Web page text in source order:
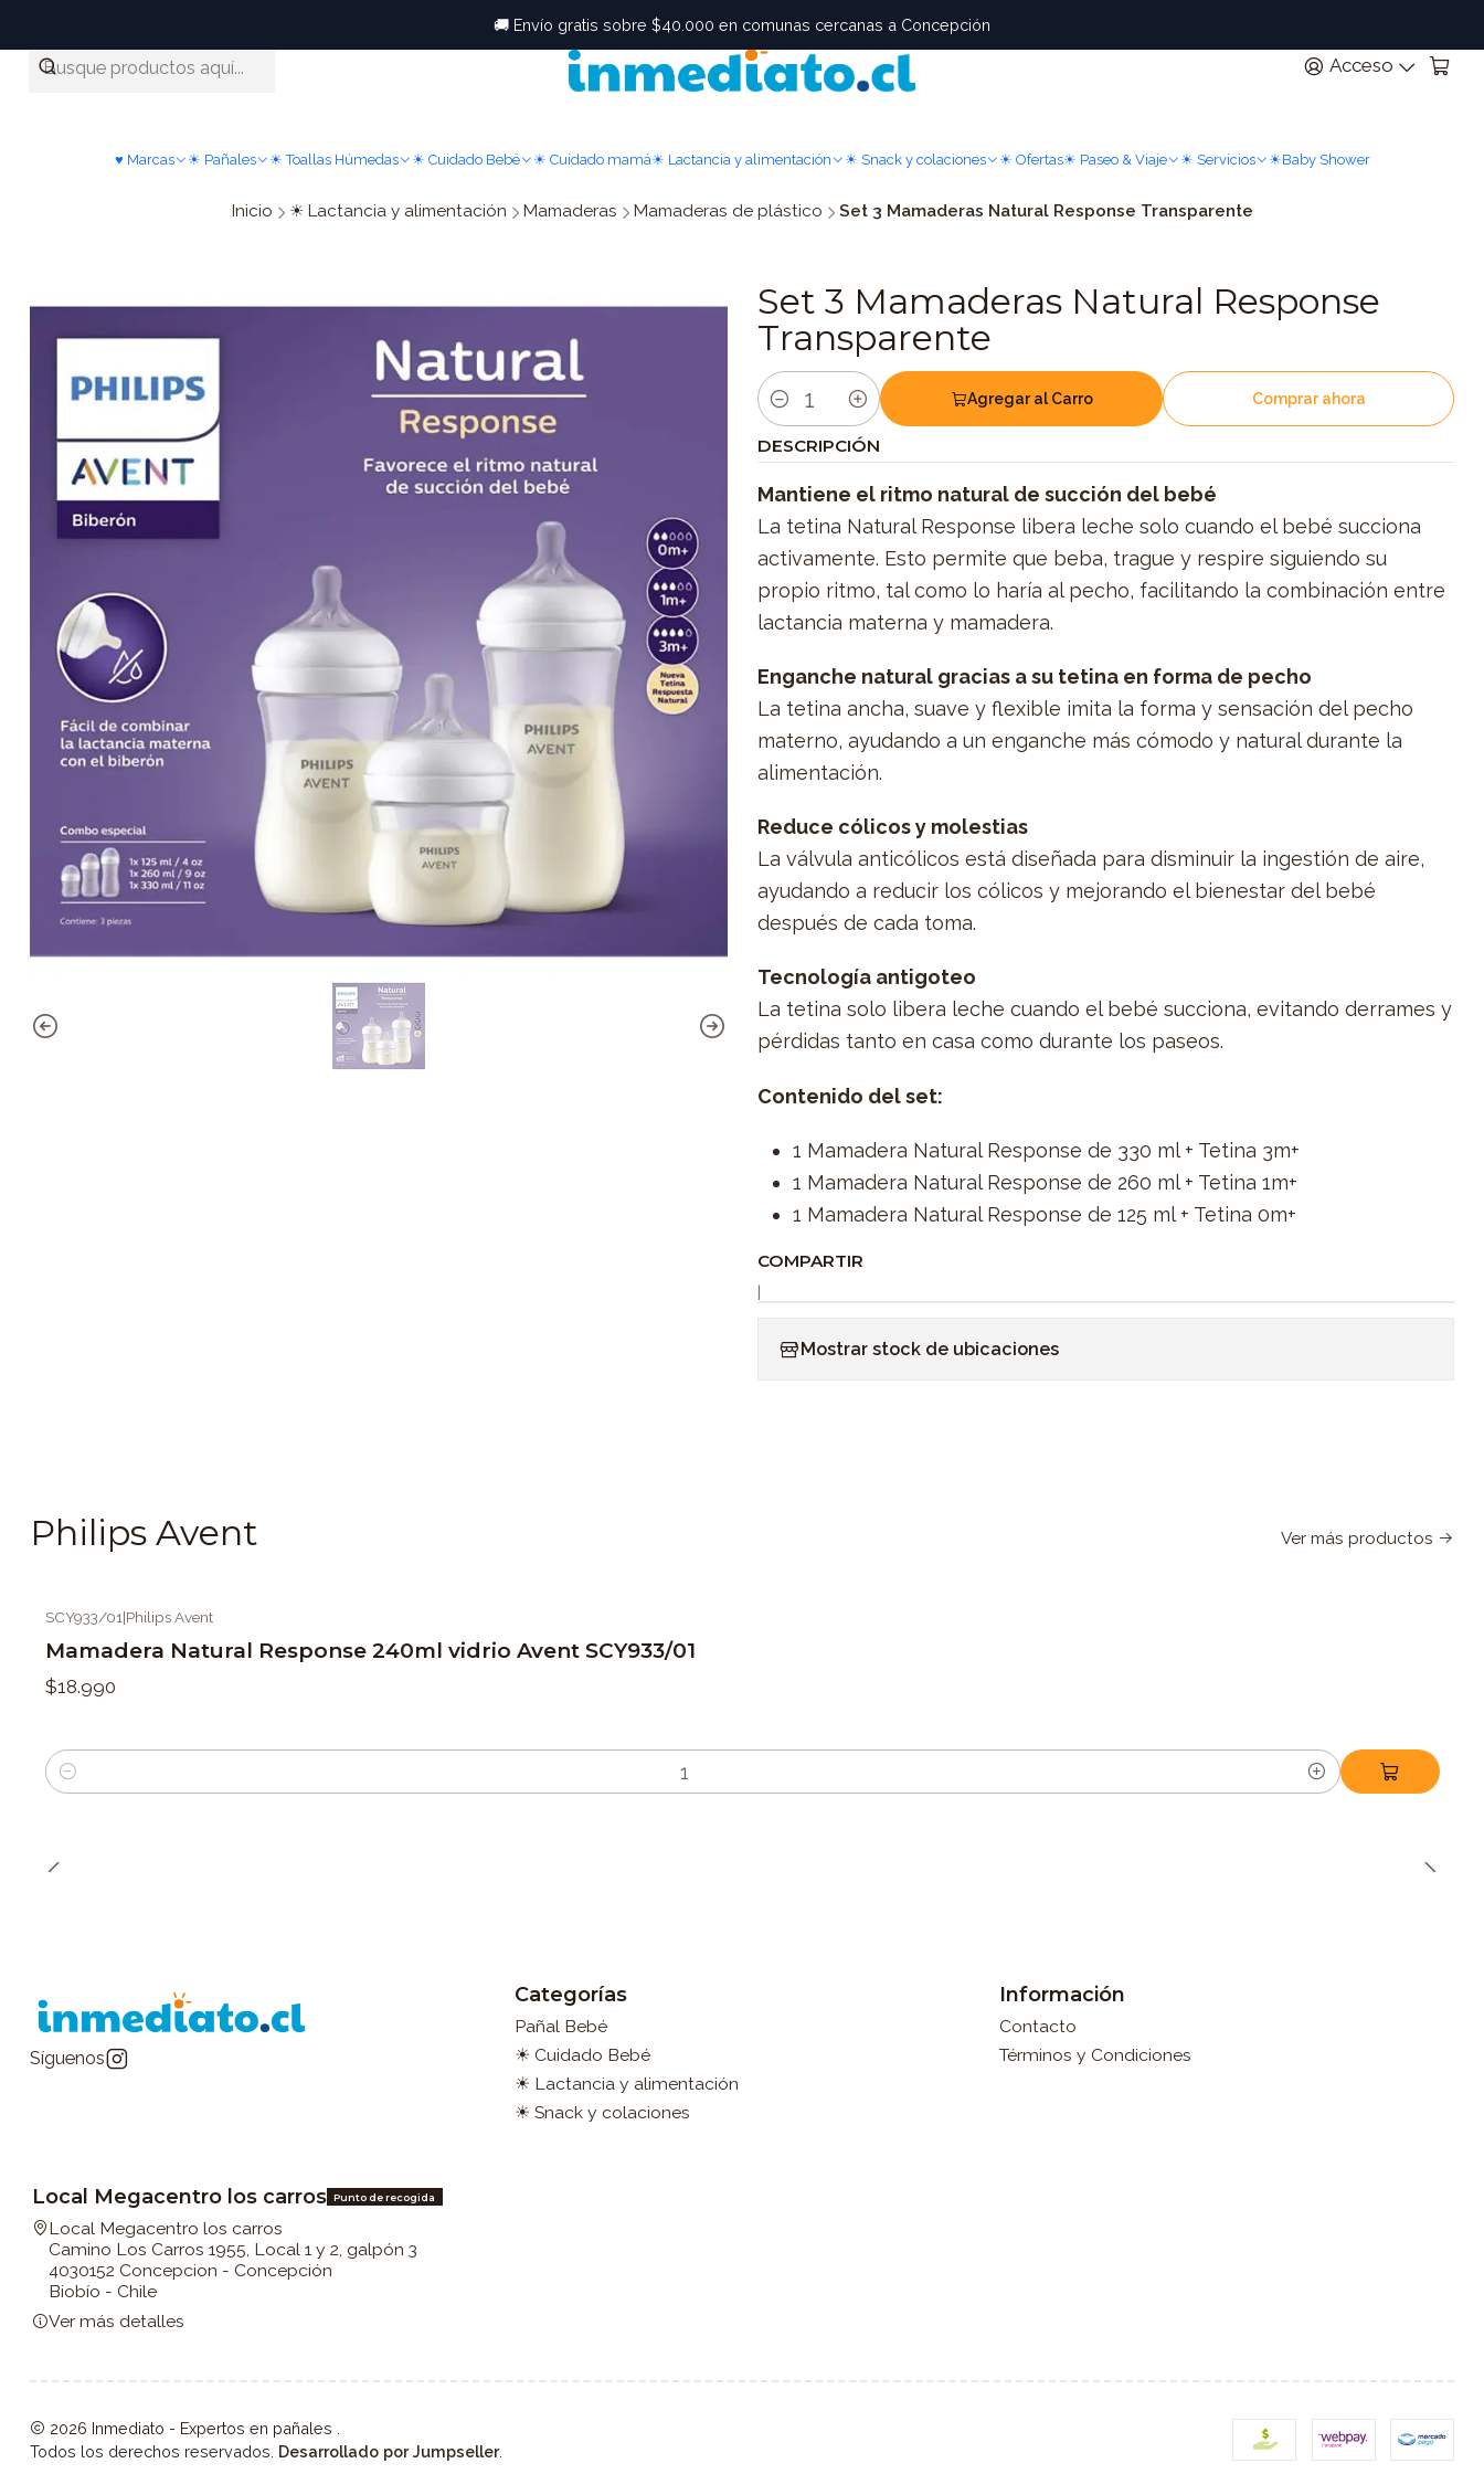
Acceso
♥ Marcas ☀ Pañales ☀ Toallas Húmedas ☀ Cuidado Bebé ☀ Cuidado mamá☀ Lactancia y alimentación ☀ Snack y colaciones ☀ Ofertas☀ Paseo & Viaje ☀ Servicios ☀Baby Shower
🚚 Envío gratis sobre $40.000 en comunas cercanas a Concepción
Inicio ☀ Lactancia y alimentación Mamaderas Mamaderas de plástico Set 3 Mamaderas Natural Response Transparente
Set 3 Mamaderas Natural Response
Transparente
Cantidad
Agregar al Carro Comprar ahora
DESCRIPCIÓN
Mantiene el ritmo natural de succión del bebé
La tetina Natural Response libera leche solo cuando el bebé succiona
activamente. Esto permite que beba, trague y respire siguiendo su
propio ritmo, tal como lo haría al pecho, facilitando la combinación entre
lactancia materna y mamadera.
Enganche natural gracias a su tetina en forma de pecho
La tetina ancha, suave y flexible imita la forma y sensación del pecho
materno, ayudando a un enganche más cómodo y natural durante la
alimentación.
Reduce cólicos y molestias
La válvula anticólicos está diseñada para disminuir la ingestión de aire,
ayudando a reducir los cólicos y mejorando el bienestar del bebé
después de cada toma.
Tecnología antigoteo
La tetina solo libera leche cuando el bebé succiona, evitando derrames y
pérdidas tanto en casa como durante los paseos.
Contenido del set:
1 Mamadera Natural Response de 330 ml + Tetina 3m+
1 Mamadera Natural Response de 260 ml + Tetina 1m+
1 Mamadera Natural Response de 125 ml + Tetina 0m+
COMPARTIR
|
Mostrar stock de ubicaciones
Philips Avent Ver más productos
SCY933/01|Philips Avent
Mamadera Natural Response 240ml vidrio Avent SCY933/01
$18.990
Cantidad
Síguenos
Categorías
Pañal Bebé
☀ Cuidado Bebé
☀ Lactancia y alimentación
☀ Snack y colaciones
Información
Contacto
Términos y Condiciones
Local Megacentro los carros Punto de recogida
Local Megacentro los carros
Camino Los Carros 1955, Local 1 y 2, galpón 3
4030152 Concepcion - Concepción
Biobío - Chile
Ver más detalles
2026 Inmediato - Expertos en pañales .
Todos los derechos reservados. Desarrollado por Jumpseller.